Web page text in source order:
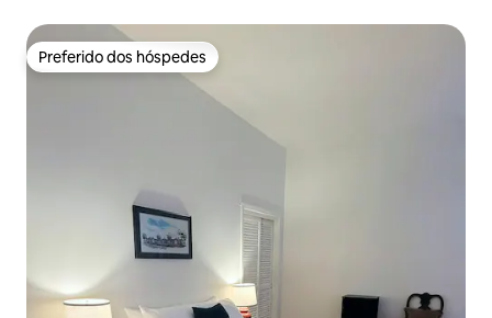
Preferido dos hóspedes
Preferido dos hóspedes